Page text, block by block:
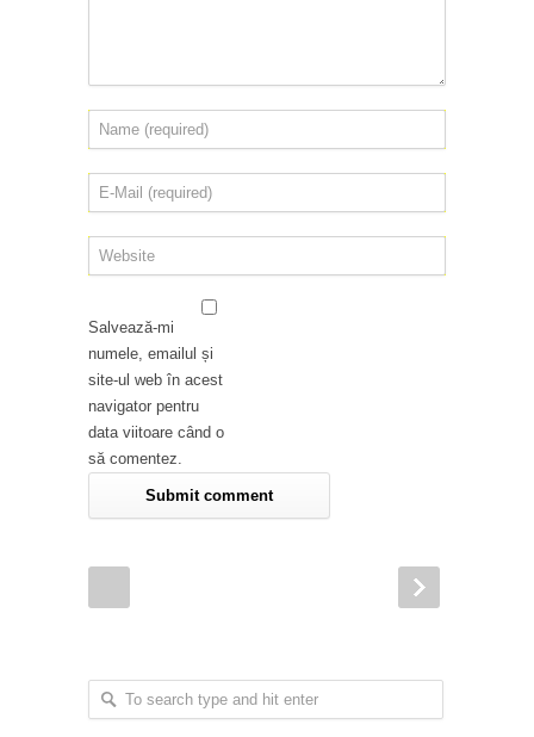
Salvează-mi
numele, emailul și
site-ul web în acest
navigator pentru
data viitoare când o
să comentez.